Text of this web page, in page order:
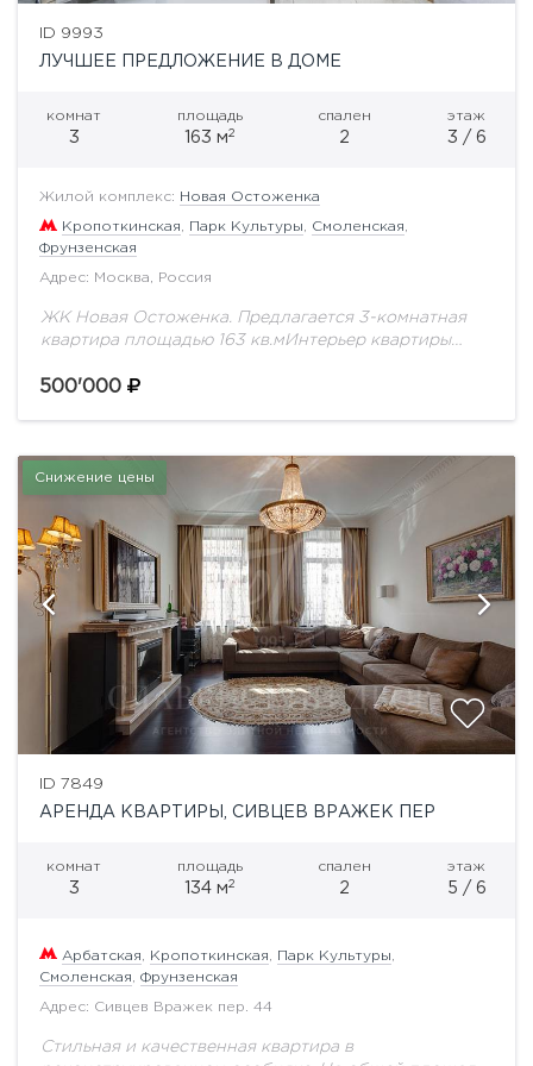
ID 9993
ЛУЧШЕЕ ПРЕДЛОЖЕНИЕ В ДОМЕ
комнат
3
площадь
163 м2
спален
2
этаж
3 / 6
Жилой комплекс: Новая Остоженка
Кропоткинская Парк Культуры Смоленская
Фрунзенская
Адрес: Москва, Россия
ЖК Новая Остоженка. Предлагается 3-комнатная
квартира площадью 163 кв.мИнтерьер квартиры
полностью меблирована и оснащена всей
500'000
Снижение цены
ID 7849
АРЕНДА КВАРТИРЫ, СИВЦЕВ ВРАЖЕК ПЕР
комнат
3
площадь
134 м2
спален
2
этаж
5 / 6
Арбатская Кропоткинская Парк Культуры
Смоленская
Фрунзенская
Адрес: Сивцев Вражек пер. 44
Стильная и качественная квартира в